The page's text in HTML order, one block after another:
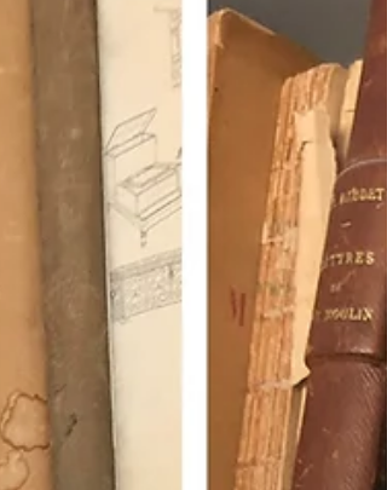
Diane Sakakini Bulle de Plumes
1 min de lecture
C'est lundi, cadeau...